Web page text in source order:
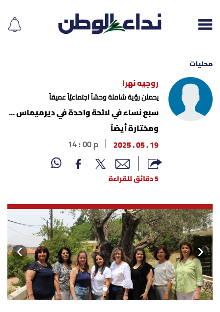
إقرأ الجريدة
لبنان
محليات
أسرار
متفرقات
نداء القرّاء
محليات
روجيه نهرا
يحملن رؤية شاملة وحسّاً اجتماعيّاً عميقاً
سبع نساء في لائحة واحدة في ديرميماس ...
ومختارة أيضاً
19 . 05 . 2025
14 : 00 م
5 دقائق للقراءة